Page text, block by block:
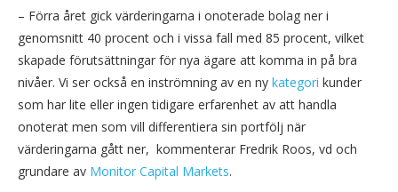
– Förra året gick värderingarna i onoterade bolag ner i
genomsnitt 40 procent och i vissa fall med 85 procent, vilket
skapade förutsättningar för nya ägare att komma in på bra
nivåer. Vi ser också en inströmning av en ny kategori kunder
som har lite eller ingen tidigare erfarenhet av att handla
onoterat men som vill differentiera sin portfölj när
värderingarna gått ner, kommenterar Fredrik Roos, vd och
grundare av Monitor Capital Markets.